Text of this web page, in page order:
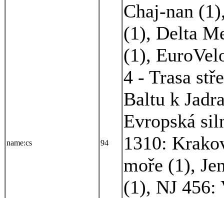
name:cs 94
Chaj-nan (1)
(1), Delta
(1),
4 - Trasa
Baltu k
Evropská
1310:
moře (1),
(1), NJ 456: